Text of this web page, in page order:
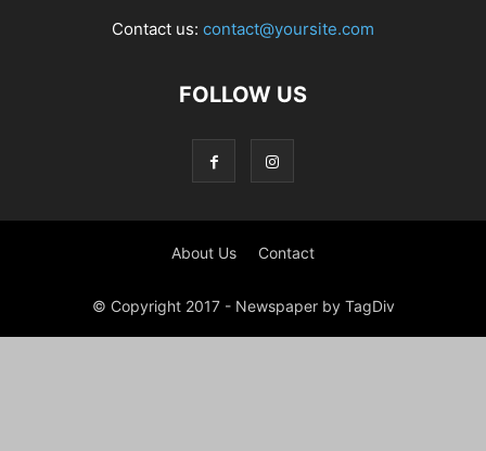
Contact us: contact@yoursite.com
FOLLOW US
About Us Contact
© Copyright 2017 - Newspaper by TagDiv